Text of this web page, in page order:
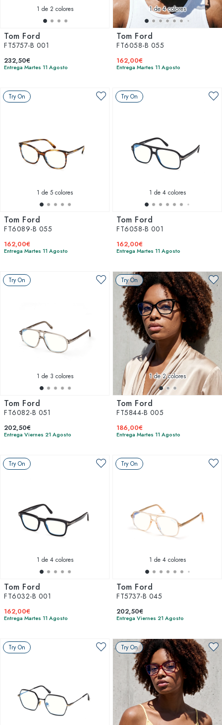
1 de 2 colores
Tom Ford
FT5757-B 001
232,50€
Entrega Martes 11 Agosto
1de 4 colores
Tom Ford
FT6058-B 055
162,00€
Entrega Martes 11 Agosto
Try On
1 de 5 colores
Tom Ford
FT6089-B 055
162,00€
Entrega Martes 11 Agosto
Try On
1 de 4 colores
Tom Ford
FT6058-B 001
162,00€
Entrega Martes 11 Agosto
Try On
1 de 3 colores
Tom Ford
FT6082-B 051
202,50€
Entrega Viernes 21 Agosto
Try On
1de 2 colores
Tom Ford
FT5844-B 005
186,00€
Entrega Martes 11 Agosto
Try On
1 de 4 colores
Tom Ford
FT6032-B 001
162,00€
Entrega Martes 11 Agosto
Try On
1 de 4 colores
Tom Ford
FT5737-B 045
202,50€
Entrega Viernes 21 Agosto
Try On Try On